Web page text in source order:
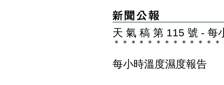
天 氣 稿 第 115 號 - 每
＊ ＊ ＊ ＊ ＊ ＊ ＊ ＊ ＊ ＊ ＊ ＊ ＊
每小時溫度濕度報告